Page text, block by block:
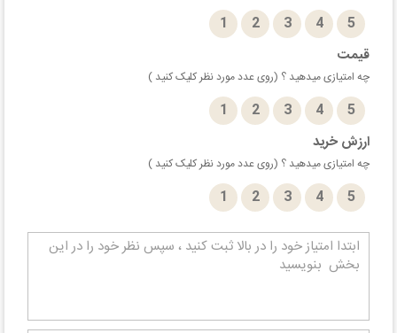
1 2 3 4
5
قیمت
چه امتیازی میدهید ؟ (روی عدد مورد نظر کلیک کنید )
1 2 3 4
5
ارزش خرید
چه امتیازی میدهید ؟ (روی عدد مورد نظر کلیک کنید )
1 2 3 4 5